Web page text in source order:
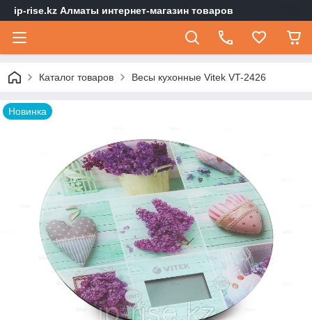
ip-rise.kz Алматы интернет-магазин товаров
Каталог товаров Весы кухонные Vitek VT-2426
Новинка